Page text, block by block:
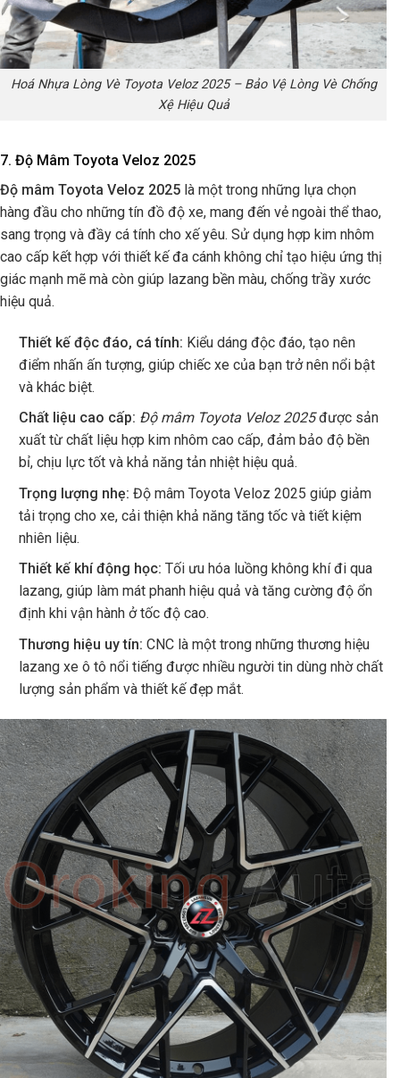
Hoá Nhựa Lòng Vè Toyota Veloz 2025 – Bảo Vệ Lòng Vè Chống
Xệ Hiệu Quả
7. Độ Mâm Toyota Veloz 2025
Độ mâm Toyota Veloz 2025 là một trong những lựa chọn
hàng đầu cho những tín đồ độ xe, mang đến vẻ ngoài thể thao,
sang trọng và đầy cá tính cho xế yêu. Sử dụng hợp kim nhôm
cao cấp kết hợp với thiết kế đa cánh không chỉ tạo hiệu ứng thị
giác mạnh mẽ mà còn giúp lazang bền màu, chống trầy xước
hiệu quả.
Thiết kế độc đáo, cá tính: Kiểu dáng độc đáo, tạo nên
điểm nhấn ấn tượng, giúp chiếc xe của bạn trở nên nổi bật
và khác biệt.
Chất liệu cao cấp: Độ mâm Toyota Veloz 2025được sản
xuất từ chất liệu hợp kim nhôm cao cấp, đảm bảo độ bền
bỉ, chịu lực tốt và khả năng tản nhiệt hiệu quả.
Trọng lượng nhẹ: Độ mâm Toyota Veloz 2025 giúp giảm
tải trọng cho xe, cải thiện khả năng tăng tốc và tiết kiệm
nhiên liệu.
Thiết kế khí động học: Tối ưu hóa luồng không khí đi qua
lazang, giúp làm mát phanh hiệu quả và tăng cường độ ổn
định khi vận hành ở tốc độ cao.
Thương hiệu uy tín: CNC là một trong những thương hiệu
lazang xe ô tô nổi tiếng được nhiều người tin dùng nhờ chất
lượng sản phẩm và thiết kế đẹp mắt.